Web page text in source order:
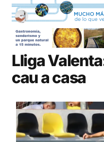
Lliga
cau a casa